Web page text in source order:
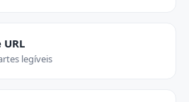
legíveis